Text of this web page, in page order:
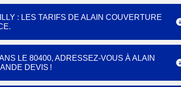
: LES TARIFS DE ALAIN COUVERTURE
LE 80400, ADRESSEZ-VOUS À ALAIN
DEVIS !